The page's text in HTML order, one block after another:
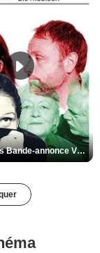
Home stories Bande-annonce VO STFR